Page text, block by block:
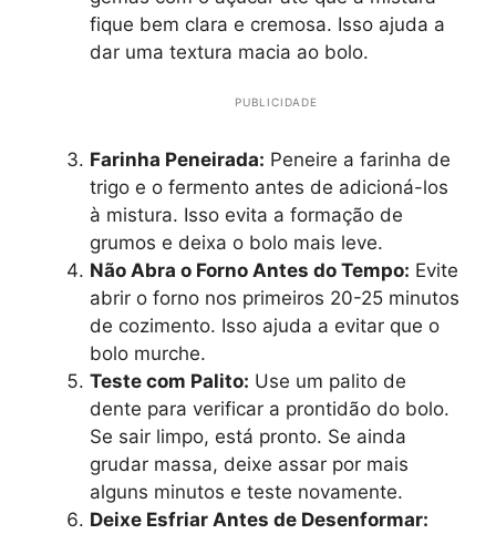
fique bem clara e cremosa. Isso ajuda a
dar uma textura macia ao bolo.
PUBLICIDADE
Farinha Peneirada: Peneire a farinha de
trigo e o fermento antes de adicioná-los
à mistura. Isso evita a formação de
grumos e deixa o bolo mais leve.
Não Abra o Forno Antes do Tempo: Evite
abrir o forno nos primeiros 20-25 minutos
de cozimento. Isso ajuda a evitar que o
bolo murche.
Teste com Palito: Use um palito de
dente para verificar a prontidão do bolo.
Se sair limpo, está pronto. Se ainda
grudar massa, deixe assar por mais
alguns minutos e teste novamente.
Deixe Esfriar Antes de Desenformar: